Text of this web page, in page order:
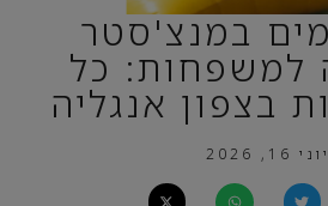
במנצ'סטר
למשפחות: כל
בצפון אנגליה
יוני 16, 2026